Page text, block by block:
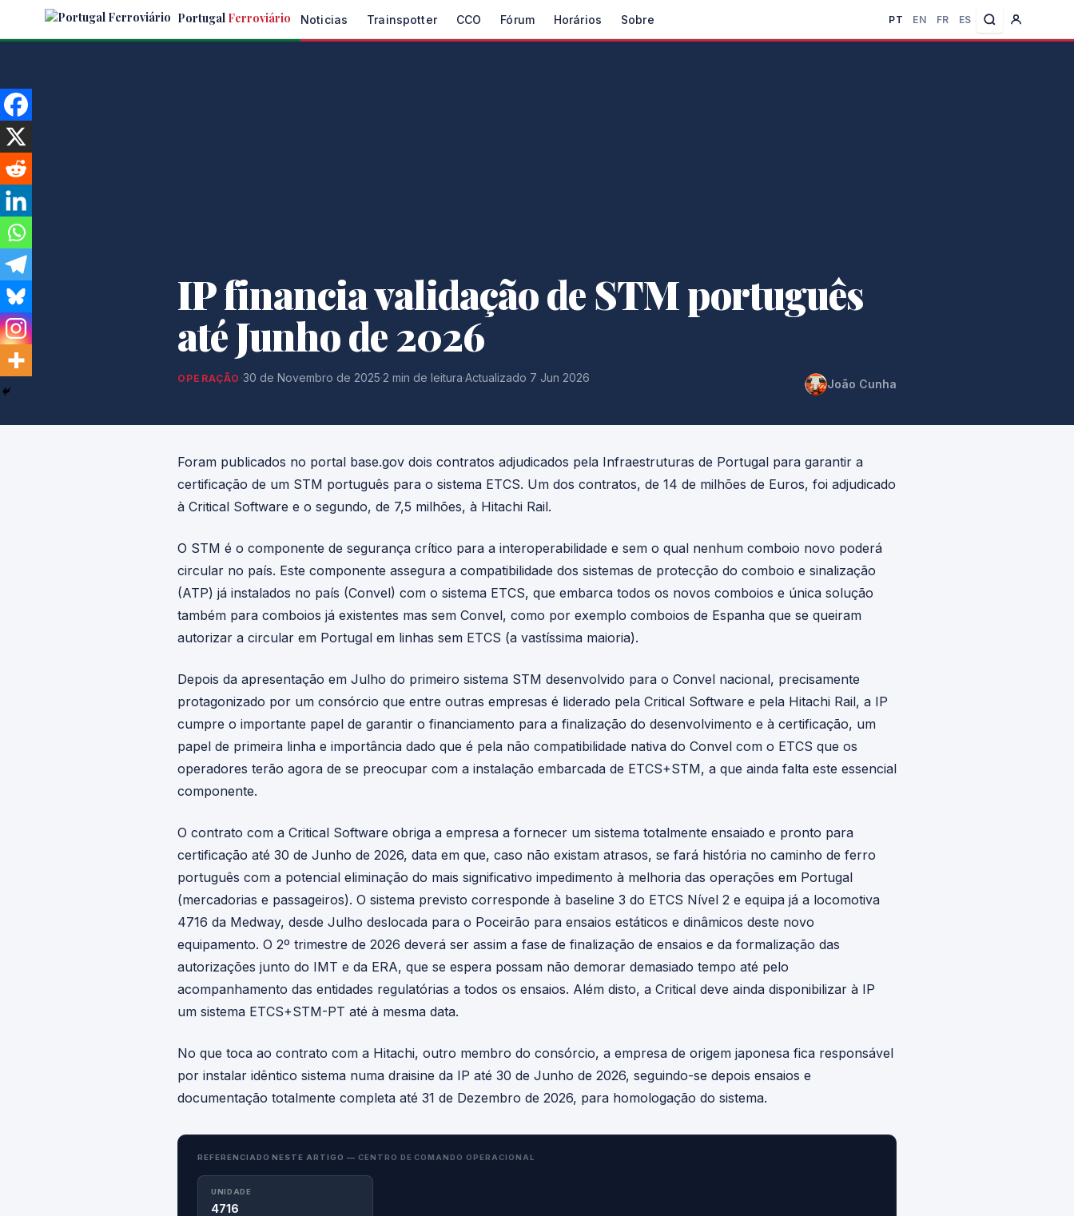
Portugal Ferroviário Noticias Trainspotter CCO Fórum Horários Sobre PT EN FR ES
IP financia validação de STM português
até Junho de 2026
OPERAÇÃO ·30 de Novembro de 2025·2 min de leitura·Actualizado 7 Jun 2026 João Cunha
Foram publicados no portal base.gov dois contratos adjudicados pela Infraestruturas de Portugal para garantir a
certificação de um STM português para o sistema ETCS. Um dos contratos, de 14 de milhões de Euros, foi adjudicado
à Critical Software e o segundo, de 7,5 milhões, à Hitachi Rail.
O STM é o componente de segurança crítico para a interoperabilidade e sem o qual nenhum comboio novo poderá
circular no país. Este componente assegura a compatibilidade dos sistemas de protecção do comboio e sinalização
(ATP) já instalados no país (Convel) com o sistema ETCS, que embarca todos os novos comboios e única solução
também para comboios já existentes mas sem Convel, como por exemplo comboios de Espanha que se queiram
autorizar a circular em Portugal em linhas sem ETCS (a vastíssima maioria).
Depois da apresentação em Julho do primeiro sistema STM desenvolvido para o Convel nacional, precisamente
protagonizado por um consórcio que entre outras empresas é liderado pela Critical Software e pela Hitachi Rail, a IP
cumpre o importante papel de garantir o financiamento para a finalização do desenvolvimento e à certificação, um
papel de primeira linha e importância dado que é pela não compatibilidade nativa do Convel com o ETCS que os
operadores terão agora de se preocupar com a instalação embarcada de ETCS+STM, a que ainda falta este essencial
componente.
O contrato com a Critical Software obriga a empresa a fornecer um sistema totalmente ensaiado e pronto para
certificação até 30 de Junho de 2026, data em que, caso não existam atrasos, se fará história no caminho de ferro
português com a potencial eliminação do mais significativo impedimento à melhoria das operações em Portugal
(mercadorias e passageiros). O sistema previsto corresponde à baseline 3 do ETCS Nível 2 e equipa já a locomotiva
4716 da Medway, desde Julho deslocada para o Poceirão para ensaios estáticos e dinâmicos deste novo
equipamento. O 2º trimestre de 2026 deverá ser assim a fase de finalização de ensaios e da formalização das
autorizações junto do IMT e da ERA, que se espera possam não demorar demasiado tempo até pelo
acompanhamento das entidades regulatórias a todos os ensaios. Além disto, a Critical deve ainda disponibilizar à IP
um sistema ETCS+STM-PT até à mesma data.
No que toca ao contrato com a Hitachi, outro membro do consórcio, a empresa de origem japonesa fica responsável
por instalar idêntico sistema numa draisine da IP até 30 de Junho de 2026, seguindo-se depois ensaios e
documentação totalmente completa até 31 de Dezembro de 2026, para homologação do sistema.
REFERENCIADO NESTE ARTIGO — CENTRO DE COMANDO OPERACIONAL
UNIDADE
4716